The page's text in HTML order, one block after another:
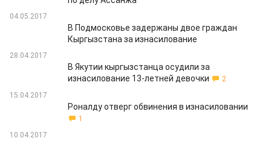
04.05.2017
В Подмосковье задержаны двое граждан
Кыргызстана за изнасилование
28.04.2017
В Якутии кыргызстанца осудили за
изнасилование 13-летней девочки
2
15.04.2017
Роналду отверг обвинения в изнасиловании
1
10.04.2017